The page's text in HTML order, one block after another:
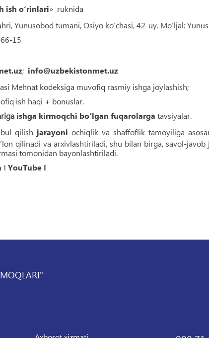
ish o‘rinlari» ruknida
Yunusobod tumani, Osiyo ko‘chasi, 42-uy. Mo‘ljal:
15
; info@uzbekistonmet.uz
Mehnat kodeksiga muvofiq rasmiy ishga joylashish;
ish haqi + bonuslar.
ishga kirmoqchi bo‘lgan fuqarolarga tavsiyalar.
qilish jarayoni ochiqlik va shaffoflik tamoyiliga
qilinadi va arxivlashtiriladi, shu bilan birga, savol-
tomonidan bayonlashtiriladi.
‖ YouTube‖